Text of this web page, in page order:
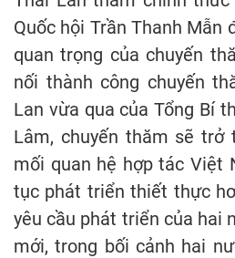
Quốc hội Trần Thanh Mẫn
quan trọng của chuyến
nối thành công chuyến
Lan vừa qua của Tổng Bí
Lâm, chuyến thăm sẽ trở
mối quan hệ hợp tác Việt
tục phát triển thiết thực
yêu cầu phát triển của hai
mới, trong bối cảnh hai